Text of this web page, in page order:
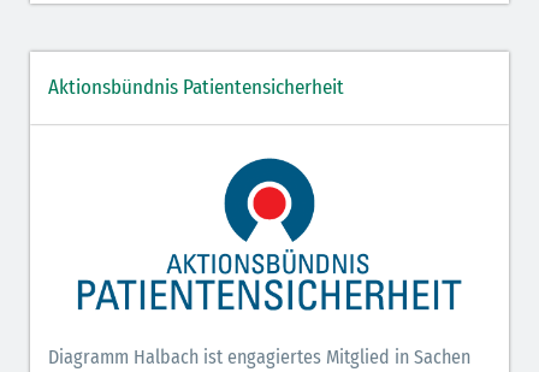
Aktionsbündnis Patientensicherheit
Diagramm Halbach ist engagiertes Mitglied in Sachen